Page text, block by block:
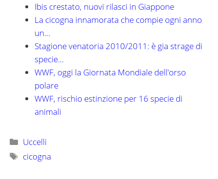
Ibis crestato, nuovi rilasci in Giappone
La cicogna innamorata che compie ogni anno
un…
Stagione venatoria 2010/2011: è gia strage di
specie…
WWF, oggi la Giornata Mondiale dell'orso
polare
WWF, rischio estinzione per 16 specie di
animali
Categorie
Uccelli
Tag
cicogna